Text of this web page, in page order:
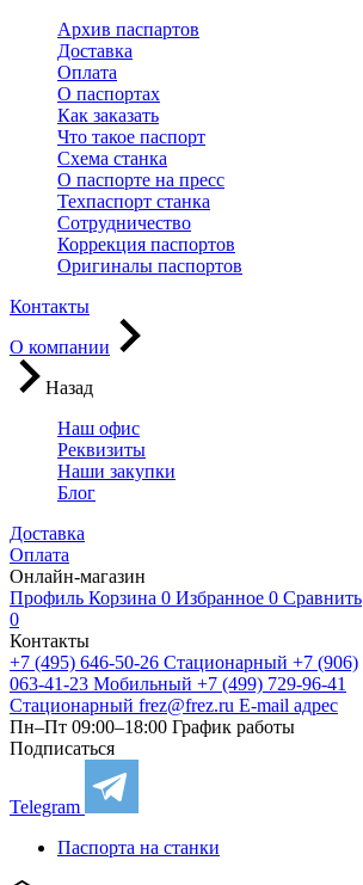
Архив паспартов
Доставка
Оплата
О паспортах
Как заказать
Что такое паспорт
Схема станка
О паспорте на пресс
Техпаспорт станка
Сотрудничество
Коррекция паспортов
Оригиналы паспортов
Контакты
О компании
Назад
Наш офис
Реквизиты
Наши закупки
Блог
Доставка
Оплата
Онлайн-магазин
Профиль Корзина 0 Избранное 0 Сравнить
0
Контакты
+7 (495) 646-50-26 Стационарный +7 (906)
063-41-23 Мобильный +7 (499) 729-96-41
Стационарный frez@frez.ru E-mail адрес
Пн–Пт 09:00–18:00 График работы
Подписаться
Telegram
Паспорта на станки